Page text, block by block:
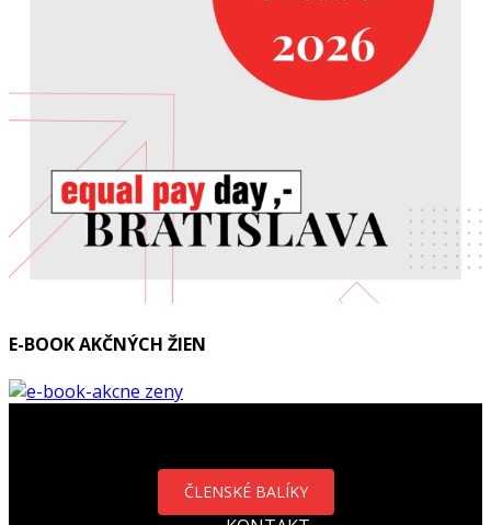
E-BOOK AKČNÝCH ŽIEN
ČLENSKÉ BALÍKY